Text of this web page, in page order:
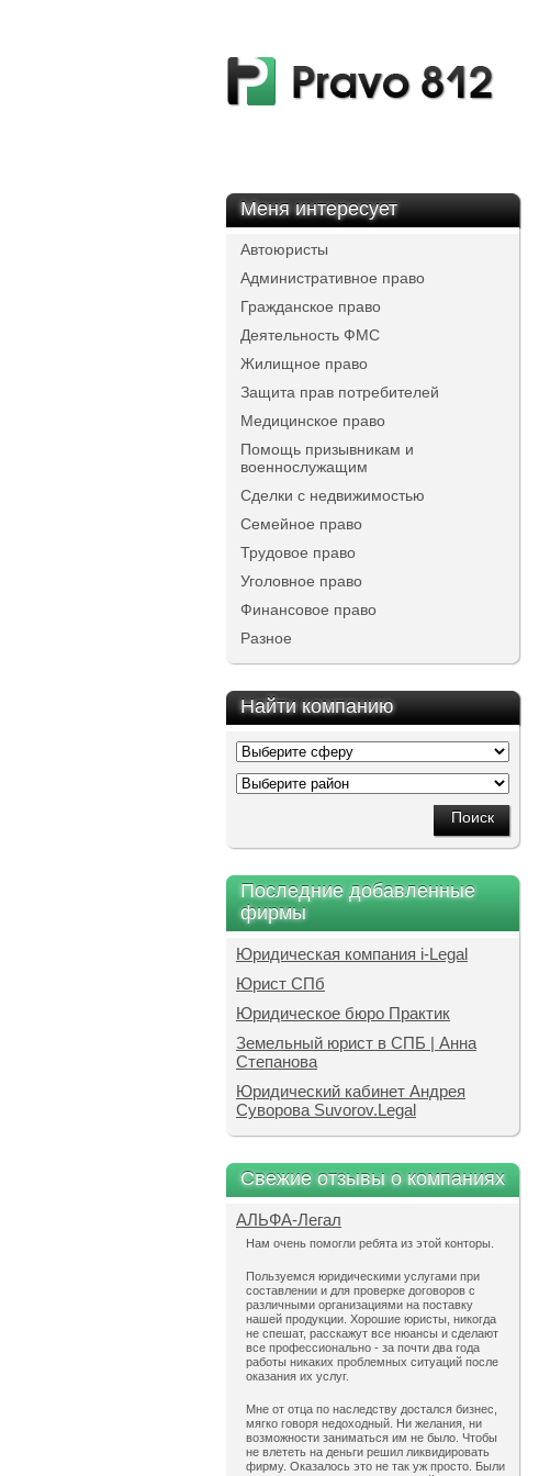
Меня интересует
Автоюристы
Административное право
Гражданское право
Деятельность ФМС
Жилищное право
Защита прав потребителей
Медицинское право
Помощь призывникам и
военнослужащим
Сделки с недвижимостью
Семейное право
Трудовое право
Уголовное право
Финансовое право
Разное
Найти компанию
Последние добавленные
фирмы
Юридическая компания i-Legal
Юрист СПб
Юридическое бюро Практик
Земельный юрист в СПБ | Анна
Степанова
Юридический кабинет Андрея
Суворова Suvorov.Legal
Свежие отзывы о компаниях
АЛЬФА-Легал
Нам очень помогли ребята из этой конторы.
Пользуемся юридическими услугами при
составлении и для проверке договоров с
различными организациями на поставку
нашей продукции. Хорошие юристы, никогда
не спешат, расскажут все нюансы и сделают
все профессионально - за почти два года
работы никаких проблемных ситуаций после
оказания их услуг.
Мне от отца по наследству достался бизнес,
мягко говоря недоходный. Ни желания, ни
возможности заниматься им не было. Чтобы
не влететь на деньги решил ликвидировать
фирму. Оказалось это не так уж просто. Были